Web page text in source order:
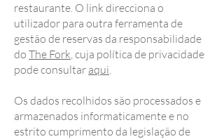
restaurante. O link direcciona o
utilizador para outra ferramenta de
gestão de reservas da responsabilidade
do The Fork, cuja política de privacidade
pode consultar aqui.
Os dados recolhidos são processados e
armazenados informaticamente e no
estrito cumprimento da legislação de